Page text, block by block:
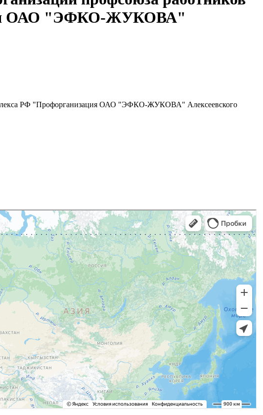
ОАО "ЭФКО-ЖУКОВА"
РФ "Профорганизация ОАО "ЭФКО-ЖУКОВА" Алексеевского